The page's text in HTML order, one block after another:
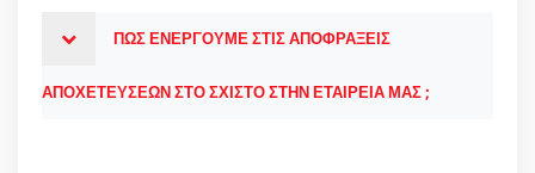
ΠΩΣ ΕΝΕΡΓΟΥΜΕ ΣΤΙΣ ΑΠΟΦΡΑΞΕΙΣ
ΑΠΟΧΕΤΕΥΣΕΩΝ ΣΤΟ ΣΧΙΣΤΟ ΣΤΗΝ ΕΤΑΙΡΕΙΑ ΜΑΣ ;